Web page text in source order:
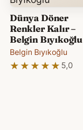
Dünya Döner
Renkler Kalır –
Belgin Bıyıkoğlu
Belgin Bıyıkoğlu
★★★★★
★★★★★ 5,0